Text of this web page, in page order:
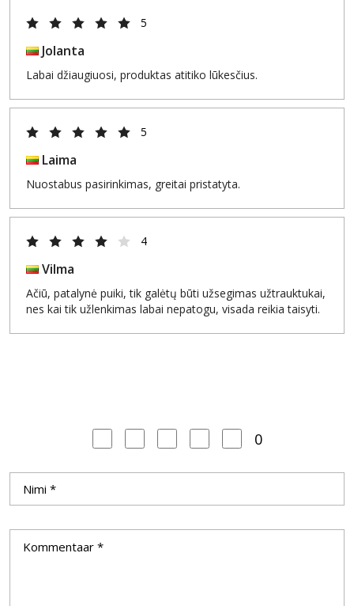
5
Jolanta
Labai džiaugiuosi, produktas atitiko lūkesčius.
5
Laima
Nuostabus pasirinkimas, greitai pristatyta.
4
Vilma
Ačiū, patalynė puiki, tik galėtų būti užsegimas užtrauktukai,
nes kai tik užlenkimas labai nepatogu, visada reikia taisyti.
0